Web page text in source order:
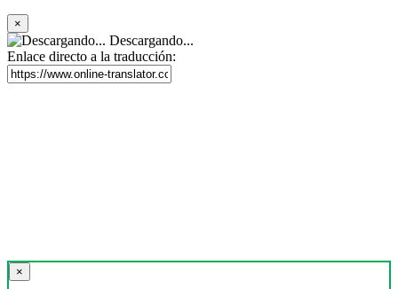
×
Descargando...
Enlace directo a la traducción:
×